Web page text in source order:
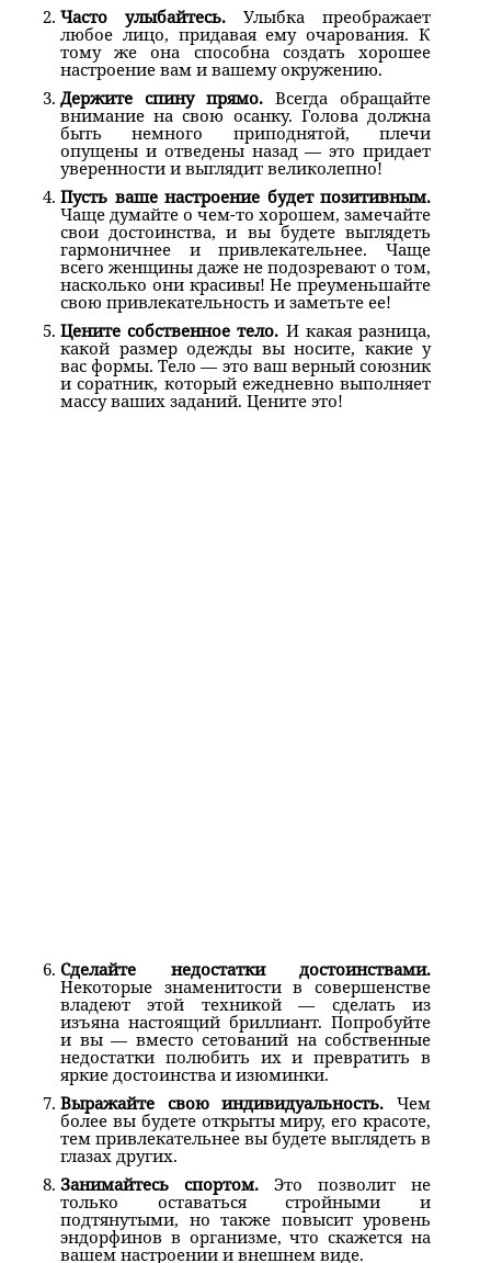
Часто улыбайтесь. Улыбка преображает
любое лицо, придавая ему очарования. К
тому же она способна создать хорошее
настроение вам и вашему окружению.
Держите спину прямо. Всегда обращайте
внимание на свою осанку. Голова должна
быть немного приподнятой, плечи
опущены и отведены назад — это придает
уверенности и выглядит великолепно!
Пусть ваше настроение будет позитивным.
Чаще думайте о чем-то хорошем, замечайте
свои достоинства, и вы будете выглядеть
гармоничнее и привлекательнее. Чаще
всего женщины даже не подозревают о том,
насколько они красивы! Не преуменьшайте
свою привлекательность и заметьте ее!
Цените собственное тело. И какая разница,
какой размер одежды вы носите, какие у
вас формы. Тело — это ваш верный союзник
и соратник, который ежедневно выполняет
массу ваших заданий. Цените это!
Сделайте недостатки достоинствами.
Некоторые знаменитости в совершенстве
владеют этой техникой — сделать из
изъяна настоящий бриллиант. Попробуйте
и вы — вместо сетований на собственные
недостатки полюбить их и превратить в
яркие достоинства и изюминки.
Выражайте свою индивидуальность. Чем
более вы будете открыты миру, его красоте,
тем привлекательнее вы будете выглядеть в
глазах других.
Занимайтесь спортом. Это позволит не
только оставаться стройными и
подтянутыми, но также повысит уровень
эндорфинов в организме, что скажется на
вашем настроении и внешнем виде.